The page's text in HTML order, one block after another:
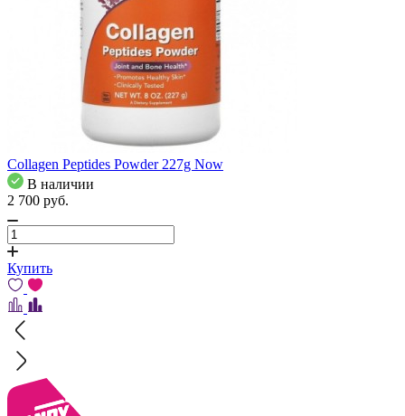
Collagen Peptides Powder 227g Now
В наличии
2 700 pуб.
Купить